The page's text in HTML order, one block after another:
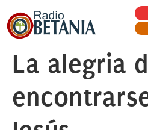
La alegria